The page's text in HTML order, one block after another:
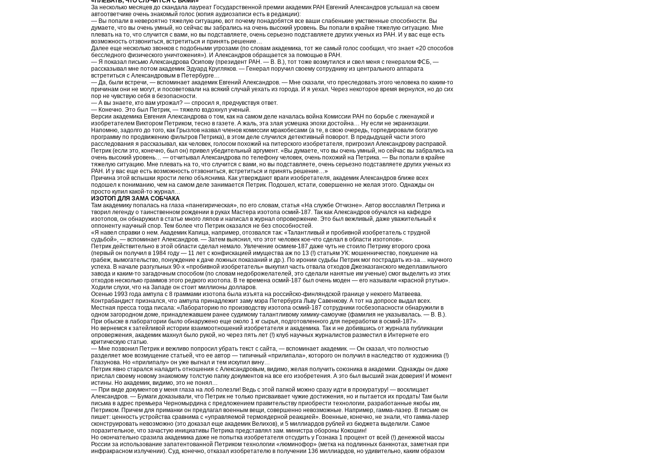
За несколько месяцев до скандала лауреат Государственной премии академик РАН Евгений Александров услышал на своем
автоответчике очень знакомый голос (копия аудиозаписи есть в редакции):
— Вы попали в невероятно тяжелую ситуацию, вот почему понадобятся все ваши слабенькие умственные способности. Вы
думаете, что вы очень умный, но сейчас вы забрались на очень высокий уровень. Вы попали в крайне тяжелую ситуацию. Мне
плевать на то, что случится с вами, но вы подставляете, очень серьезно подставляете других ученых из РАН. И у вас еще есть
возможность отзвониться, встретиться и принять решение…
Далее еще несколько звонков с подобными угрозами (по словам академика, тот же самый голос сообщил, что знает «20 способов
бесследного физического уничтожения»). И Александров обращается за помощью в РАН.
— Я показал письмо Александрова Осипову (президент РАН. — В. В.), тот тоже возмутился и свел меня с генералом ФСБ, —
рассказывал мне потом академик Эдуард Кругляков. — Генерал поручил своему сотруднику из центрального аппарата
встретиться с Александровым в Петербурге…
— Да, были встречи, — вспоминает академик Евгений Александров. — Мне сказали, что преследовать этого человека по каким-то
причинам они не могут, и посоветовали на всякий случай уехать из города. И я уехал. Через некоторое время вернулся, но до сих
пор не чувствую себя в безопасности.
— А вы знаете, кто вам угрожал? — спросил я, предчувствуя ответ.
— Конечно. Это был Петрик, — тяжело вздохнул ученый.
Версии академика Евгения Александрова о том, как на самом деле началась война Комиссии РАН по борьбе с лженаукой и
изобретателем Виктором Петриком, тесно в газете. А жаль, эта злая усмешка эпохи достойна… Ну если не экранизации.
Напомню, задолго до того, как Грызлов назвал членов комиссии мракобесами (а те, в свою очередь, торпедировали богатую
программу по продвижению фильтров Петрика), в этом деле случился детективный поворот. В предыдущей части этого
расследования я рассказывал, как человек, голосом похожий на питерского изобретателя, пригрозил Александрову расправой.
Петрик (если это, конечно, был он) привел убедительный аргумент. «Вы думаете, что вы очень умный, но сейчас вы забрались на
очень высокий уровень… — отчитывал Александрова по телефону человек, очень похожий на Петрика. — Вы попали в крайне
тяжелую ситуацию. Мне плевать на то, что случится с вами, но вы подставляете, очень серьезно подставляете других ученых из
РАН. И у вас еще есть возможность отзвониться, встретиться и принять решение…»
Причина этой вспышки ярости легко объяснима. Как утверждают враги изобретателя, академик Александров ближе всех
подошел к пониманию, чем на самом деле занимается Петрик. Подошел, кстати, совершенно не желая этого. Однажды он
просто купил какой-то журнал…
ИЗОТОП ДЛЯ ЗАМА СОБЧАКА
Там академику попалась на глаза «панегирическая», по его словам, статья «На службе Отчизне». Автор восславлял Петрика и
творил легенду о таинственном рождении в руках Мастера изотопа осмий-187. Так как Александров обучался на кафедре
изотопов, он обнаружил в статье много ляпов и написал в журнал опровержение. Это был вежливый, даже уважительный к
оппоненту научный спор. Тем более что Петрик оказался не без способностей.
«Я навел справки о нем. Академик Капица, например, отозвался так: «Талантливый и пробивной изобретатель с трудной
судьбой», — вспоминает Александров. — Затем выяснил, что этот человек кое-что сделал в области изотопов».
Петрик действительно в этой области сделал немало. Увлечение осмием-187 даже чуть не стоило Петрику второго срока
(первый он получил в 1984 году — 11 лет с конфискацией имущества аж по 13 (!) статьям УК: мошенничество, покушение на
грабеж, вымогательство, понуждение к даче ложных показаний и др.). По иронии судьбы Петрик мог пострадать из-за… научного
успеха. В начале разгульных 90-х «пробивной изобретатель» выкупил часть отвала отходов Джезказганского медеплавильного
завода и каким-то загадочным способом (по словам недоброжелателей, это сделали нанятые им ученые) смог выделить из этих
отходов несколько граммов этого редкого изотопа. В те времена осмий-187 был очень моден — его называли «красной ртутью».
Ходили слухи, что на Западе он стоит миллионы долларов.
Осенью 1993 года ампула с 8 граммами изотопа была изъята на российско-финляндской границе у некоего Матвеева.
Контрабандист признался, что ампула принадлежит заму мэра Петербурга Льву Савенкову. А тот на допросе выдал всех.
Местная пресса тогда писала: «Лабораторию по производству изотопа осмий-187 сотрудники госбезопасности обнаружили в
одном загородном доме, принадлежавшем ранее судимому талантливому химику-самоучке (фамилия не указывалась. — В. В.).
При обыске в лаборатории было обнаружено еще около 1 кг сырья, подготовленного для переработки в осмий-187».
Но вернемся к затейливой истории взаимоотношений изобретателя и академика. Так и не добившись от журнала публикации
опровержения, академик махнул было рукой, но через пять лет (!) клуб научных журналистов разместил в Интернете его
критическую статью.
— Мне позвонил Петрик и вежливо попросил убрать текст с сайта, — вспоминает академик. — Он сказал, что полностью
разделяет мое возмущение статьей, что ее автор — типичный «прилипала», которого он получил в наследство от художника (!)
Глазунова. Но «прилипалу» он уже выгнал и тем искупил вину…
Петрик явно старался наладить отношения с Александровым, видимо, желая получить союзника в академии. Однажды он даже
прислал своему новому знакомому толстую папку документов на все его изобретения. А это был высший знак доверия! И момент
истины. Но академик, видимо, это не понял…
— При виде документов у меня глаза на лоб полезли! Ведь с этой папкой можно сразу идти в прокуратуру! — восклицает
Александров. — Бумаги доказывали, что Петрик не только присваивает чужие достижения, но и пытается их продать! Там были
письма в адрес премьера Черномырдина с предложением правительству приобрести технологии, разработанные якобы им,
Петриком. Причем для приманки он предлагал военным вещи, совершенно невозможные. Например, гамма-лазер. В письме он
пишет: ценность устройства сравнима с «управляемой термоядерной реакцией». Военные, конечно, не знали, что гамма-лазер
сконструировать невозможно (это доказал еще академик Велихов), и 5 миллиардов рублей из бюджета выделили. Самое
поразительное, что зачастую инициативы Петрика представлял зам. министра обороны Кокошин!
Но окончательно сразила академика даже не попытка изобретателя отсудить у Гознака 1 процент от всей (!) денежной массы
России за использование запатентованной Петриком технологии «люминофор» (метка на подлинных банкнотах, заметная при
инфракрасном излучении). Суд, конечно, отказал изобретателю в получении 136 миллиардов, но удивительно, каким образом